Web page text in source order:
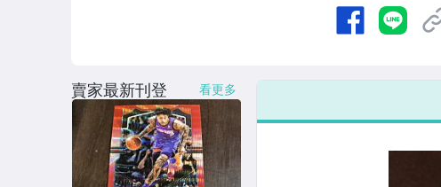
賣家最新刊登 看更多